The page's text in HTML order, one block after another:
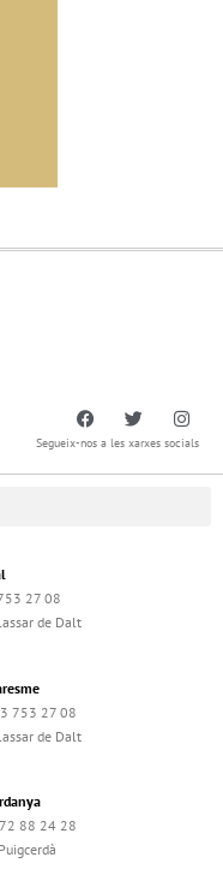
Segueix-nos a les xarxes socials
27 08
de Dalt
753 27 08
de Dalt
88 24 28